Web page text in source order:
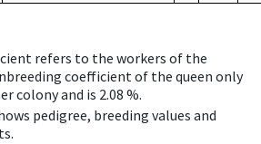
refers to the workers of the
coefficient of the queen only
colony and is 2.08 %.
pedigree, breeding values and